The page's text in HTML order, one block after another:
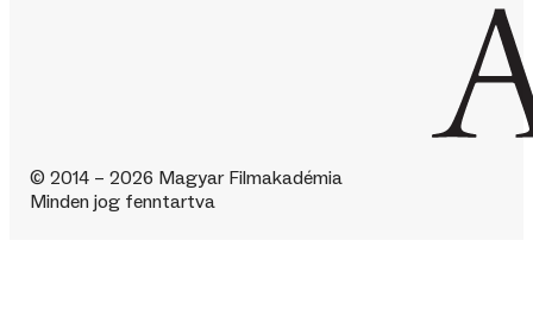
© 2014 – 2026 Magyar Filmakadémia
Minden jog fenntartva